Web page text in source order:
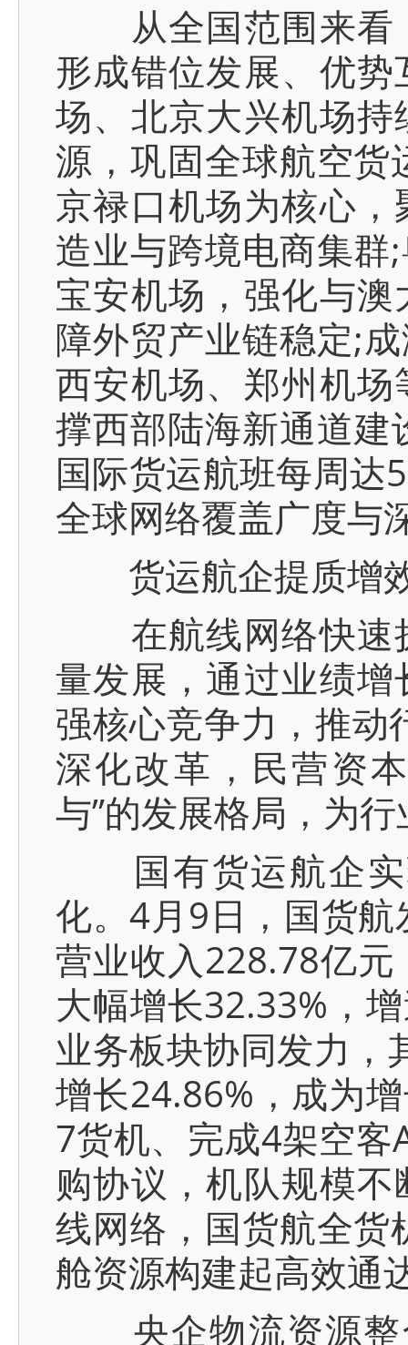
从全国范围来看
形成错位发展、优
场、北京大兴机场
源，巩固全球航空
京禄口机场为核心
造业与跨境电商集
宝安机场，强化与
障外贸产业链稳定;
西安机场、郑州机
撑西部陆海新通道
国际货运航班每周达
全球网络覆盖广度与
货运航企提质增
在航线网络快速
量发展，通过业绩
强核心竞争力，推动
深化改革，民营资
与”的发展格局，为
国有货运航企实
化。4月9日，国货
营业收入228.78亿
大幅增长32.33%，
业务板块协同发力，
增长24.86%，成为
7货机、完成4架空客
购协议，机队规模
线网络，国货航全
舱资源构建起高效通
央企物流资源整